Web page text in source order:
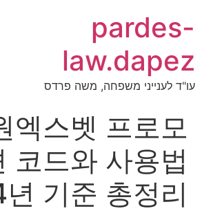
pardes-
law.dapez
עו"ד לענייני משפחה, משה פרדס
엑스벳 프로모
코드와 사용법
기준 총정리